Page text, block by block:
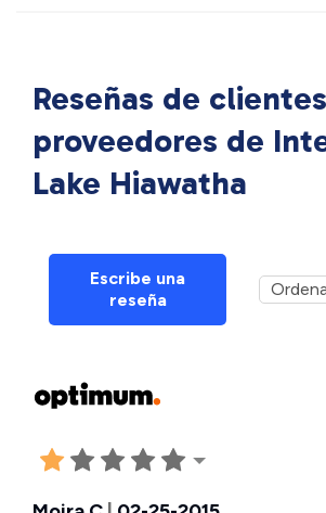
Reseñas de
proveedores de
Lake Hiawatha
Escribe una
reseña